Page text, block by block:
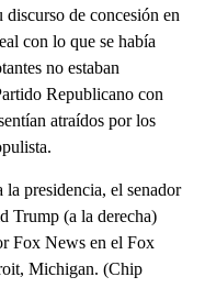
de concesión en
con lo que se había
no estaban
Republicano con
atraídos por los
la presidencia, el senador
Trump (a la derecha)
Fox News en el Fox
Michigan. (Chip